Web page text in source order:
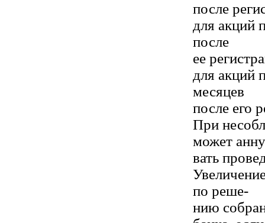
после
для акций
после
ее
для акций
месяцев
после его
При
может
вать
по реше-
нию